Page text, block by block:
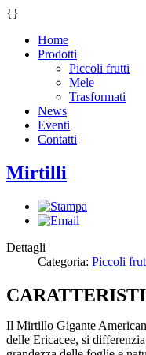
{}
Home
Prodotti
Piccoli frutti
Mele
Trasformati
News
Eventi
Contatti
Mirtilli
Dettagli
Categoria: Piccoli
Il Mirtillo Gigante
delle Ericacee, si